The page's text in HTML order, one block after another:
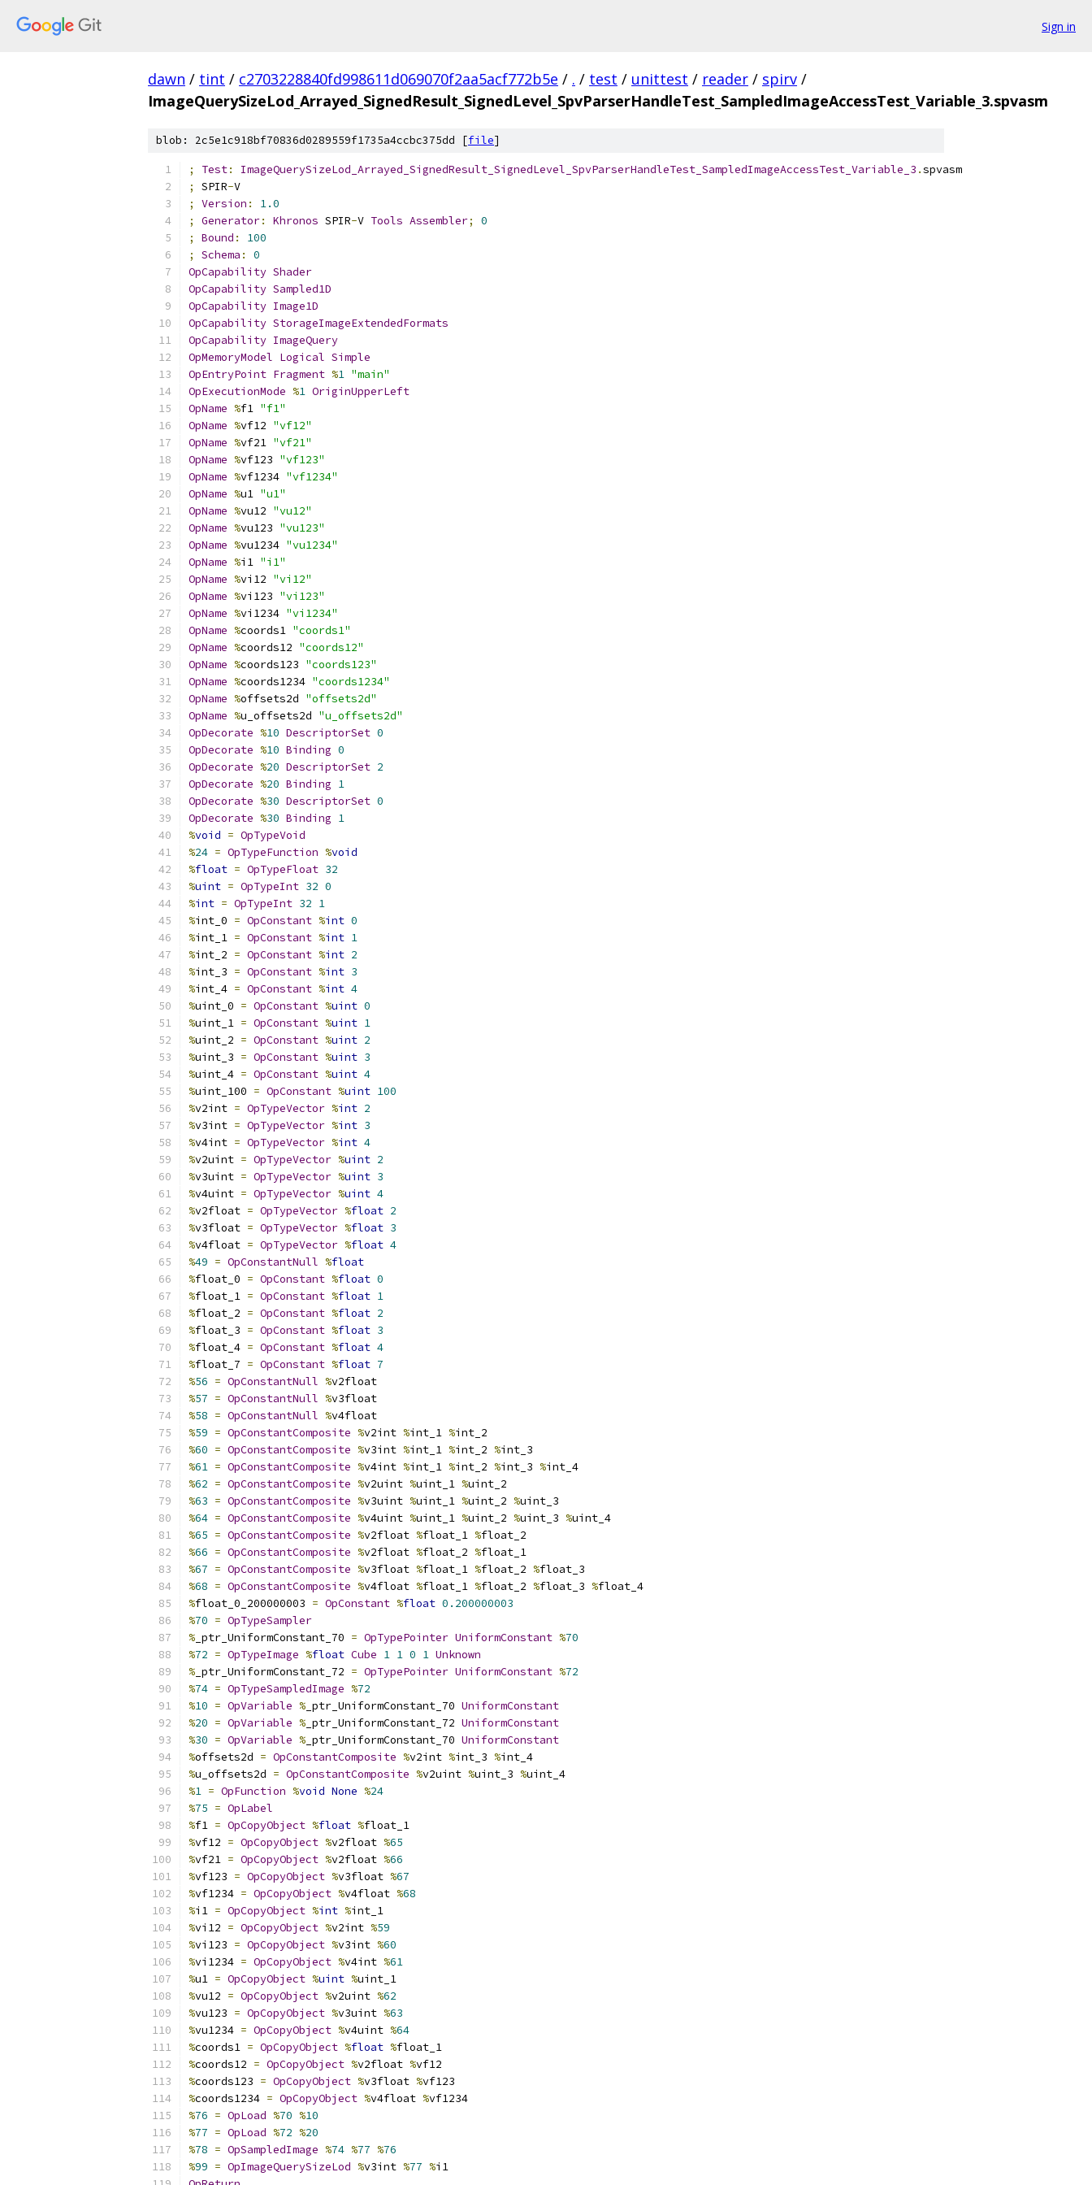
Sign in
dawn / tint / c2703228840fd998611d069070f2aa5acf772b5e / . / test / unittest / reader / spirv /
ImageQuerySizeLod_Arrayed_SignedResult_SignedLevel_SpvParserHandleTest_SampledImageAccessTest_Variable_3.spvasm
blob: 2c5e1c918bf70836d0289559f1735a4ccbc375dd [file]
; Test: ImageQuerySizeLod_Arrayed_SignedResult_SignedLevel_SpvParserHandleTest_SampledImageAccessTest_Variable_3 .spvasm
;
SPIR-V
;
Version :
1.0
;
Generator: Khronos SPIR-V Tools Assembler;
0
;
Bound :
100
;
Schema :
0
OpCapability Shader
OpCapability Sampled1D
OpCapability Image1D
OpCapability StorageImageExtendedFormats
OpCapability ImageQuery
OpMemoryModel Logical Simple
OpEntryPoint Fragment %1 "main"
OpExecutionMode %1 OriginUpperLeft
OpName %f1 "f1"
OpName %vf12 "vf12"
OpName %vf21 "vf21"
OpName %vf123 "vf123"
OpName %vf1234 "vf1234"
OpName %u1 "u1"
OpName %vu12 "vu12"
OpName %vu123 "vu123"
OpName %vu1234 "vu1234"
OpName %i1 "i1"
OpName %vi12 "vi12"
OpName %vi123 "vi123"
OpName %vi1234 "vi1234"
OpName %coords1 "coords1"
OpName %coords12 "coords12"
OpName %coords123 "coords123"
OpName %coords1234 "coords1234"
OpName %offsets2d "offsets2d"
OpName %u_offsets2d "u_offsets2d"
OpDecorate %10 DescriptorSet 0
OpDecorate %10 Binding 0
OpDecorate %20 DescriptorSet 2
OpDecorate %20 Binding 1
OpDecorate %30 DescriptorSet 0
OpDecorate %30 Binding 1
%void = OpTypeVoid
%24 = OpTypeFunction %void
%float = OpTypeFloat 32
%uint = OpTypeInt 32 0
%int = OpTypeInt 32 1
%int_0 = OpConstant %int 0
%int_1 = OpConstant %int 1
%int_2 = OpConstant %int 2
%int_3 = OpConstant %int 3
%int_4 = OpConstant %int 4
%uint_0 = OpConstant %uint 0
%uint_1 = OpConstant %uint 1
%uint_2 = OpConstant %uint 2
%uint_3 = OpConstant %uint 3
%uint_4 = OpConstant %uint 4
%uint_100 = OpConstant %uint 100
%v2int = OpTypeVector %int 2
%v3int = OpTypeVector %int 3
%v4int = OpTypeVector %int 4
%v2uint = OpTypeVector %uint 2
%v3uint = OpTypeVector %uint 3
%v4uint = OpTypeVector %uint 4
%v2float = OpTypeVector %float 2
%v3float = OpTypeVector %float 3
%v4float = OpTypeVector %float 4
%49 = OpConstantNull %float
%float_0 = OpConstant %float 0
%float_1 = OpConstant %float 1
%float_2 = OpConstant %float 2
%float_3 = OpConstant %float 3
%float_4 = OpConstant %float 4
%float_7 = OpConstant %float 7
%56 = OpConstantNull %v2float
%57 = OpConstantNull %v3float
%58 = OpConstantNull %v4float
%59 = OpConstantComposite %v2int %int_1 %int_2
%60 = OpConstantComposite %v3int %int_1 %int_2 %int_3
%61 = OpConstantComposite %v4int %int_1 %int_2 %int_3 %int_4
%62 = OpConstantComposite %v2uint %uint_1 %uint_2
%63 = OpConstantComposite %v3uint %uint_1 %uint_2 %uint_3
%64 = OpConstantComposite %v4uint %uint_1 %uint_2 %uint_3 %uint_4
%65 = OpConstantComposite %v2float %float_1 %float_2
%66 = OpConstantComposite %v2float %float_2 %float_1
%67 = OpConstantComposite %v3float %float_1 %float_2 %float_3
%68 = OpConstantComposite %v4float %float_1 %float_2 %float_3 %float_4
%float_0_200000003 = OpConstant %float 0.200000003
%70 = OpTypeSampler
% _ptr_UniformConstant_70 = OpTypePointer UniformConstant %70
%72 = OpTypeImage %float Cube 1 1 0 1 Unknown
% _ptr_UniformConstant_72 = OpTypePointer UniformConstant %72
%74 = OpTypeSampledImage %72
%10 = OpVariable % _ptr_UniformConstant_70 UniformConstant
%20 = OpVariable % _ptr_UniformConstant_72 UniformConstant
%30 = OpVariable % _ptr_UniformConstant_70 UniformConstant
%offsets2d = OpConstantComposite %v2int %int_3 %int_4
%u_offsets2d = OpConstantComposite %v2uint %uint_3 %uint_4
%1 = OpFunction %void None %24
%75 = OpLabel
%f1 = OpCopyObject %float %float_1
%vf12 = OpCopyObject %v2float %65
%vf21 = OpCopyObject %v2float %66
%vf123 = OpCopyObject %v3float %67
%vf1234 = OpCopyObject %v4float %68
%i1 = OpCopyObject %int %int_1
%vi12 = OpCopyObject %v2int %59
%vi123 = OpCopyObject %v3int %60
%vi1234 = OpCopyObject %v4int %61
%u1 = OpCopyObject %uint %uint_1
%vu12 = OpCopyObject %v2uint %62
%vu123 = OpCopyObject %v3uint %63
%vu1234 = OpCopyObject %v4uint %64
%coords1 = OpCopyObject %float %float_1
%coords12 = OpCopyObject %v2float %vf12
%coords123 = OpCopyObject %v3float %vf123
%coords1234 = OpCopyObject %v4float %vf1234
%76 = OpLoad %70 %10
%77 = OpLoad %72 %20
%78 = OpSampledImage %74 %77 %76
%99 = OpImageQuerySizeLod %v3int %77 %i1